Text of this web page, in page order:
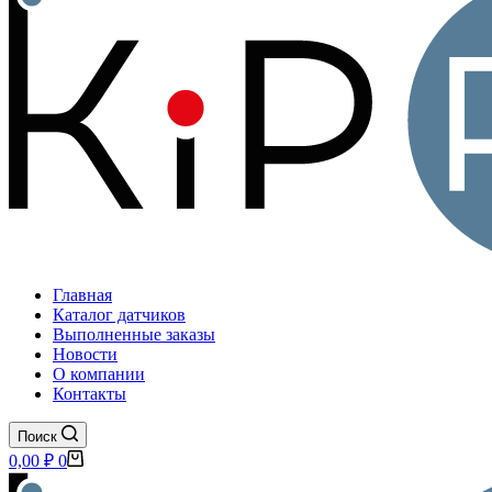
Главная
Каталог датчиков
Выполненные заказы
Новости
О компании
Контакты
Поиск
Корзина
0,00 ₽ 0